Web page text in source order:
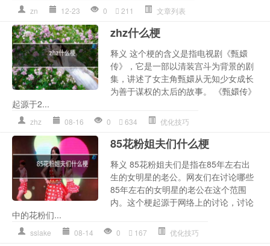
zn 12-23 0 211 文章列表
zhz什么梗
释义 这个梗的含义是指电视剧《甄嬛
传》，它是一部以清装宫斗为背景的剧
集，讲述了女主角甄嬛从无知少女成长
为善于谋权的太后的故事。 《甄嬛传》
起源于2...
zhz 08-16 0 634 优化技巧
85花粉姐夫们什么梗
释义 85花粉姐夫们是指在85年左右出
生的女明星的老公。网友们在讨论哪些
85年左右的女明星的老公在这个范围
内。这个梗起源于网络上的讨论，讨论
中的花粉们...
sslake 08-14 0 167 优化技巧